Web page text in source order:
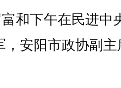
下午在民进中
，安阳市政协副